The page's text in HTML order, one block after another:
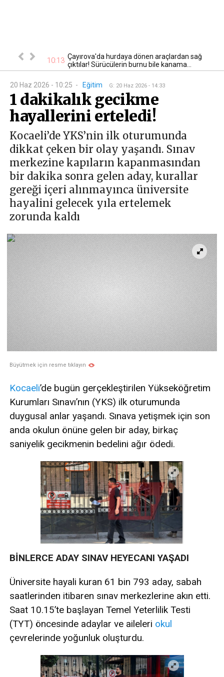
gayrimenkul 10:13 Çayırova'da hurdaya dönen araçlardan sağ
çıktılar! Sürücülerin burnu bile kanama...
20 Haz 2026 - 10:25 - Eğitim G: 20 Haz 2026 - 14:33
1 dakikalık gecikme
hayallerini erteledi!
Kocaeli’de YKS’nin ilk oturumunda
dikkat çeken bir olay yaşandı. Sınav
merkezine kapıların kapanmasından
bir dakika sonra gelen aday, kurallar
gereği içeri alınmayınca üniversite
hayalini gelecek yıla ertelemek
zorunda kaldı
Büyütmek için resme tıklayın
Kocaeli’de bugün gerçekleştirilen Yükseköğretim
Kurumları Sınavı’nın (YKS) ilk oturumunda
duygusal anlar yaşandı. Sınava yetişmek için son
anda okulun önüne gelen bir aday, birkaç
saniyelik gecikmenin bedelini ağır ödedi.
BİNLERCE ADAY SINAV HEYECANI YAŞADI
Üniversite hayali kuran 61 bin 793 aday, sabah
saatlerinden itibaren sınav merkezlerine akın etti.
Saat 10.15’te başlayan Temel Yeterlilik Testi
(TYT) öncesinde adaylar ve aileleri okul
çevrelerinde yoğunluk oluşturdu.